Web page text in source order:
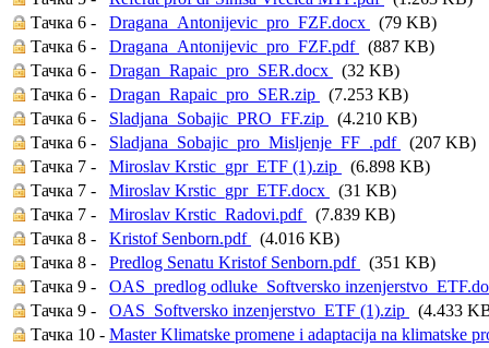
Тачка 6 -
Dragana_Antonijevic_pro_FZF.docx
(79 KB)
Тачка 6 -
Dragana_Antonijevic_pro_FZF.pdf
(887 KB)
Тачка 6 -
Dragan_Rapaic_pro_SER.docx
(32 KB)
Тачка 6 -
Dragan_Rapaic_pro_SER.zip
(7.253 KB)
Тачка 6 -
Sladjana_Sobajic_PRO_FF.zip
(4.210 KB)
Тачка 6 -
Sladjana_Sobajic_pro_Misljenje_FF_.pdf
(207 KB)
Тачка 7 -
Miroslav Krstic_gpr_ETF (1).zip
(6.898 KB)
Тачка 7 -
Miroslav Krstic_gpr_ETF.docx
(31 KB)
Тачка 7 -
Miroslav Krstic_Radovi.pdf
(7.839 KB)
Тачка 8 -
Kristof Senborn.pdf
(4.016 KB)
Тачка 8 -
Predlog Senatu Kristof Senborn.pdf
(351 KB)
Тачка 9 -
OAS_predlog odluke_Softversko
Тачка 9 -
OAS_Softversko inzenjerstvo_ETF (1).zip
(4.433
Тачка 10 - Master Klimatske promene i adaptacija na klimatske